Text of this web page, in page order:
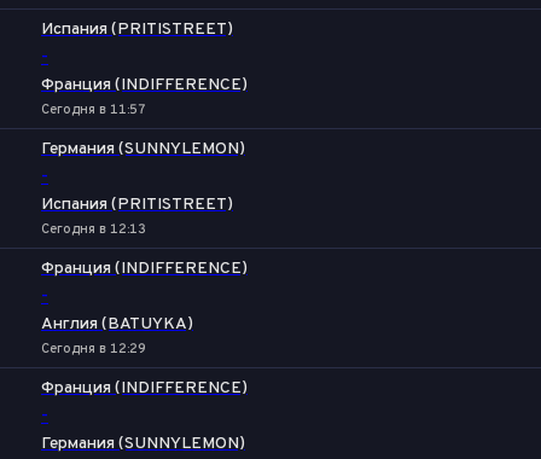
Испания (PRITISTREET)
-
Франция (INDIFFERENCE)
Сегодня в 11:57
Германия (SUNNYLEMON)
-
Испания (PRITISTREET)
Сегодня в 12:13
Франция (INDIFFERENCE)
-
Англия (BATUYKA)
Сегодня в 12:29
Франция (INDIFFERENCE)
-
Германия (SUNNYLEMON)